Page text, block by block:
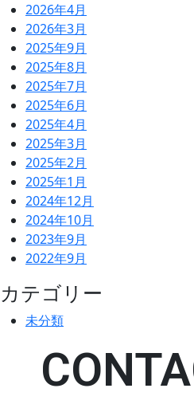
2026年4月
2026年3月
2025年9月
2025年8月
2025年7月
2025年6月
2025年4月
2025年3月
2025年2月
2025年1月
2024年12月
2024年10月
2023年9月
2022年9月
カテゴリー
未分類